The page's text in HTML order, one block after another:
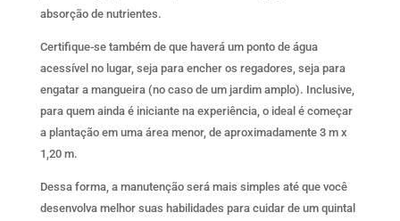
absorção de nutrientes.
Certifique-se também de que haverá um ponto de água
acessível no lugar, seja para encher os regadores, seja para
engatar a mangueira (no caso de um jardim amplo). Inclusive,
para quem ainda é iniciante na experiência, o ideal é começar
a plantação em uma área menor, de aproximadamente 3 m x
1,20 m.
Dessa forma, a manutenção será mais simples até que você
desenvolva melhor suas habilidades para cuidar de um quintal